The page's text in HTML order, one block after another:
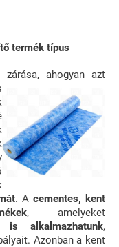
termék típus
ahogyan azt
. A cementes, kent
, amelyeket
is alkalmazhatunk,
Azonban a kent